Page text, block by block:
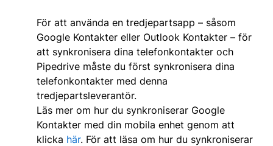
För att använda en tredjepartsapp – såsom
Google Kontakter eller Outlook Kontakter – för
att synkronisera dina telefonkontakter och
Pipedrive måste du först synkronisera dina
telefonkontakter med denna
tredjepartsleverantör.
Läs mer om hur du synkroniserar Google
Kontakter med din mobila enhet genom att
klicka här. För att läsa om hur du synkroniserar